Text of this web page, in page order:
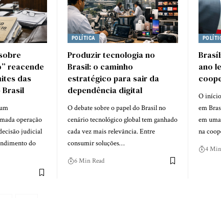
reacende
das
Brasil
operação
judicial
do
POLÍTICA
Produzir tecnologia no
Brasil: o caminho
estratégico para sair da
dependência digital
O debate sobre o papel do Brasil no
cenário tecnológico global tem ganhado
cada vez mais relevância. Entre
consumir soluções…
6 Min Read
ano
O
em
em
na
4